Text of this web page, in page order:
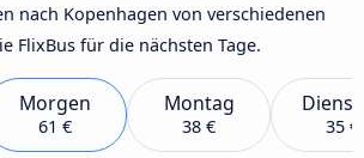
nach Kopenhagen von verschiedenen
FlixBus für die nächsten Tage.
Morgen
61 €
Montag
38 € 35 €